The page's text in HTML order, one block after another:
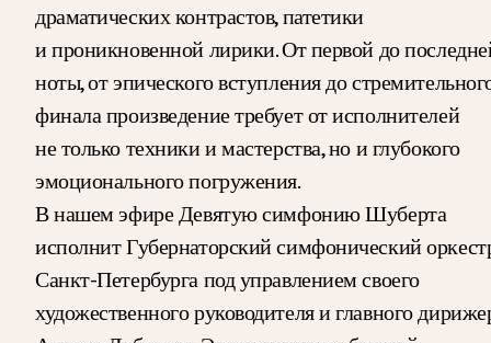
драматических контрастов, патетики
и проникновенной лирики. От первой до
ноты, от эпического вступления до
финала произведение требует от исполнителей
не только техники и мастерства, но и глубокого
эмоционального погружения.
В нашем эфире Девятую симфонию Шуберта
исполнит Губернаторский симфонический
Санкт-Петербурга под управлением своего
художественного руководителя и главного